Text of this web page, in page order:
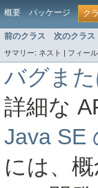
概要 パッケージ ク
前のクラス 次のクラス
サマリー: ネスト | フィー
バグま
詳細な
Java SE
には、